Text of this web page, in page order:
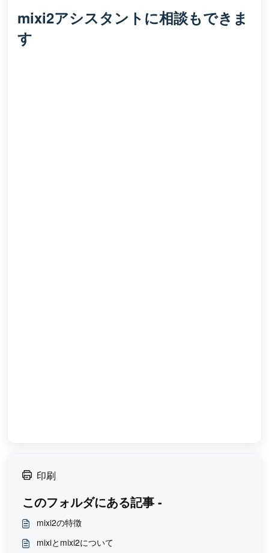
mixi2アシスタントに相談もできま
す
印刷
このフォルダにある記事 -
mixi2の特徴
mixiとmixi2について